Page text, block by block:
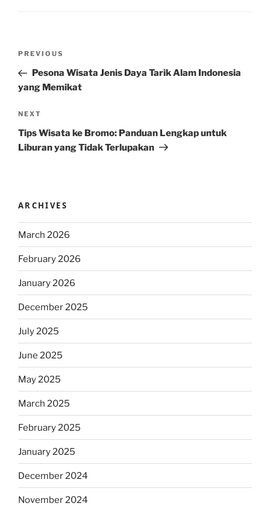
Previous
Post
PREVIOUS
Pesona Wisata Jenis Daya Tarik Alam Indonesia
yang Memikat
Next
Post
NEXT
Tips Wisata ke Bromo: Panduan Lengkap untuk
Liburan yang Tidak Terlupakan
ARCHIVES
March 2026
February 2026
January 2026
December 2025
July 2025
June 2025
May 2025
March 2025
February 2025
January 2025
December 2024
November 2024